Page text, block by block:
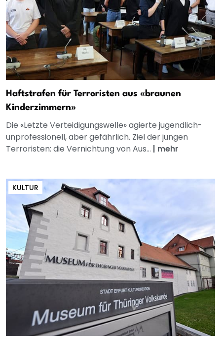
Haftstrafen für Terroristen aus «braunen
Kinderzimmern»
Die «Letzte Verteidigungswelle» agierte jugendlich-
unprofessionell, aber gefährlich. Ziel der jungen
Terroristen: die Vernichtung von Aus... | mehr
KULTUR